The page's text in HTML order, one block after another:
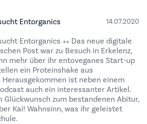
Entorganics 14.07.2020
Entorganics ++ Das neue digitale
Post war zu Besuch in Erkelenz,
mehr über ihr entoveganes Start-up
ein Proteinshake aus
ist neben einem
auch ein interessanter Artikel.
Glückwunsch zum bestandenen Abitur,
Kai! Wahnsinn, was ihr geleistet